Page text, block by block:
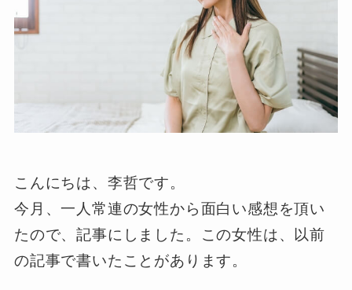
こんにちは、李哲です。
今月、一人常連の女性から面白い感想を頂い
たので、記事にしました。この女性は、以前
の記事で書いたことがあります。